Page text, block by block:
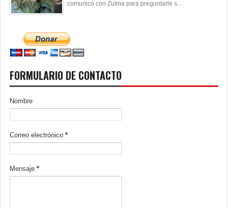
comunicó con Zulma para preguntarle s...
FORMULARIO DE CONTACTO
Nombre
Correo electrónico *
Mensaje *